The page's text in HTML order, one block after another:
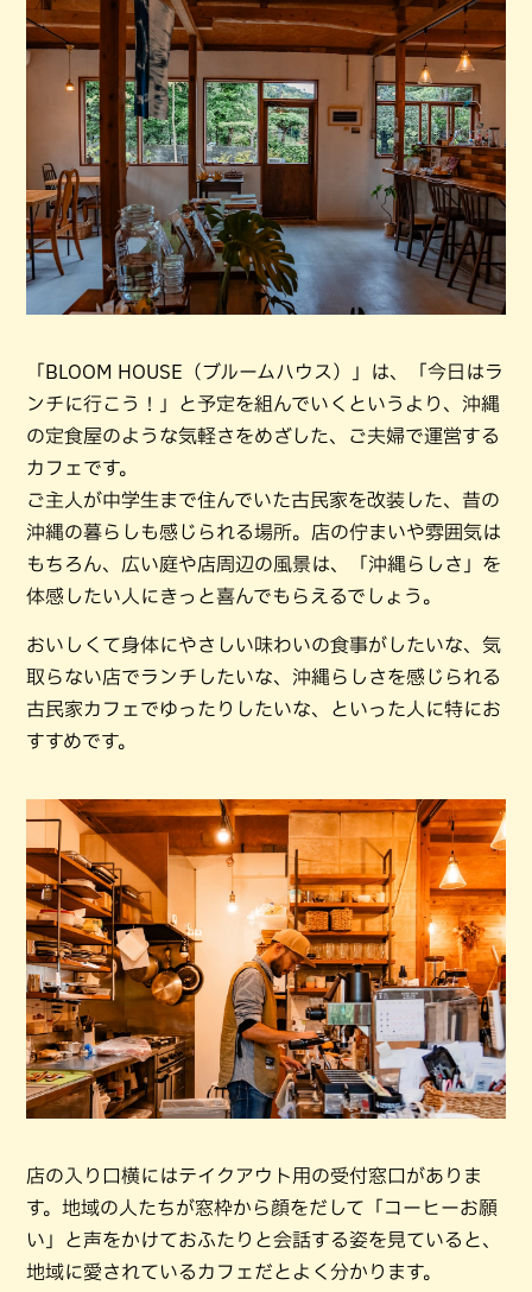
「BLOOM HOUSE（ブルームハウス）」は、「今日はラ
ンチに行こう！」と予定を組んでいくというより、沖縄
の定食屋のような気軽さをめざした、ご夫婦で運営する
カフェです。
ご主人が中学生まで住んでいた古民家を改装した、昔の
沖縄の暮らしも感じられる場所。店の佇まいや雰囲気は
もちろん、広い庭や店周辺の風景は、「沖縄らしさ」を
体感したい人にきっと喜んでもらえるでしょう。
おいしくて身体にやさしい味わいの食事がしたいな、気
取らない店でランチしたいな、沖縄らしさを感じられる
古民家カフェでゆったりしたいな、といった人に特にお
すすめです。
店の入り口横にはテイクアウト用の受付窓口がありま
す。地域の人たちが窓枠から顔をだして「コーヒーお願
い」と声をかけておふたりと会話する姿を見ていると、
地域に愛されているカフェだとよく分かります。